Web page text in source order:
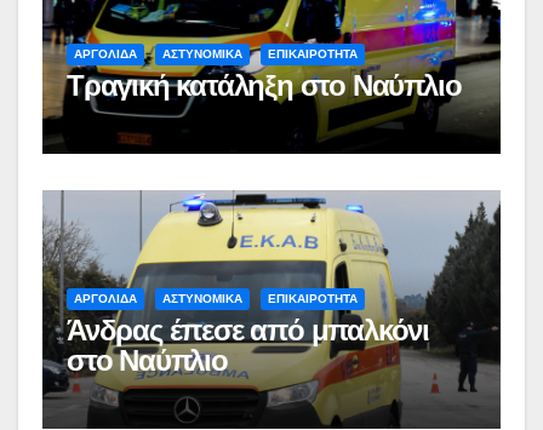
ΑΡΓΟΛΙΔΑ ΑΣΤΥΝΟΜΙΚΑ ΕΠΙΚΑΙΡΟΤΗΤΑ
Τραγική κατάληξη στο Ναύπλιο
ΑΡΓΟΛΙΔΑ ΑΣΤΥΝΟΜΙΚΑ ΕΠΙΚΑΙΡΟΤΗΤΑ
Άνδρας έπεσε από μπαλκόνι
στο Ναύπλιο